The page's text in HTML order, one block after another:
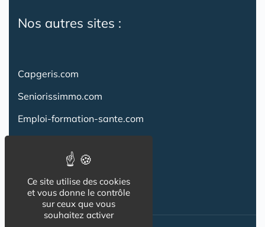
Nos autres sites :
Capgeris.com
Seniorissimmo.com
Emploi-formation-sante.com
Creche-et-naissance.com
Co-Living & Co-Working
Ce site utilise des cookies
et vous donne le contrôle
sur ceux que vous
souhaitez activer